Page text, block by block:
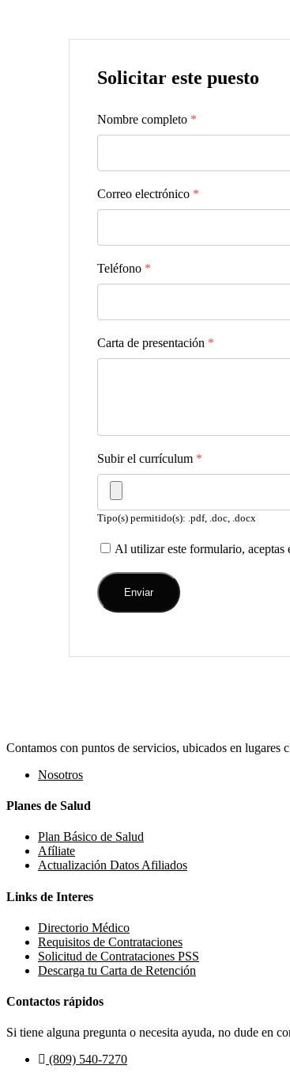
Solicitar este puesto
Nombre completo *
Correo electrónico *
Teléfono *
Carta de presentación *
Subir el currículum *
Tipo(s) permitido(s): .pdf, .doc, .docx
Al utilizar este formulario, aceptas
Contamos con puntos de servicios, ubicados en lugares
Nosotros
Planes de Salud
Plan Básico de Salud
Afíliate
Actualización Datos Afiliados
Links de Interes
Directorio Médico
Requisitos de Contrataciones
Solicitud de Contrataciones PSS
Descarga tu Carta de Retención
Contactos rápidos
Si tiene alguna pregunta o necesita ayuda, no dude en
(809) 540-7270